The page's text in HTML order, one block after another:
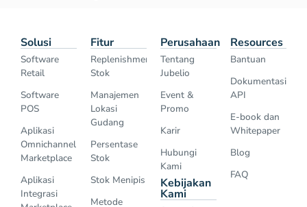
Solusi
Software
Retail
Software
POS
Aplikasi
Omnichannel
Marketplace
Aplikasi
Integrasi
Fitur
Replenishment
Stok
Manajemen
Lokasi
Gudang
Persentase
Stok
Stok Menipis
Metode
Perusahaan
Tentang
Jubelio
Event &
Promo
Karir
Hubungi
Kami
Kebijakan
Kami
Resources
Bantuan
Dokumentasi
API
E-book dan
Whitepaper
Blog
FAQ